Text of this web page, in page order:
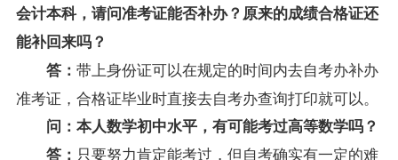
会计本科，请问准考证能否补办？原来的成绩合格证还
能补回来吗？
答： 带上身份证可以在规定的时间内去自考办补办
准考证，合格证毕业时直接去自考办查询打印就可以。
问：本人数学初中水平，有可能考过高等数学吗？
答： 只要努力肯定能考过，但自考确实有一定的难